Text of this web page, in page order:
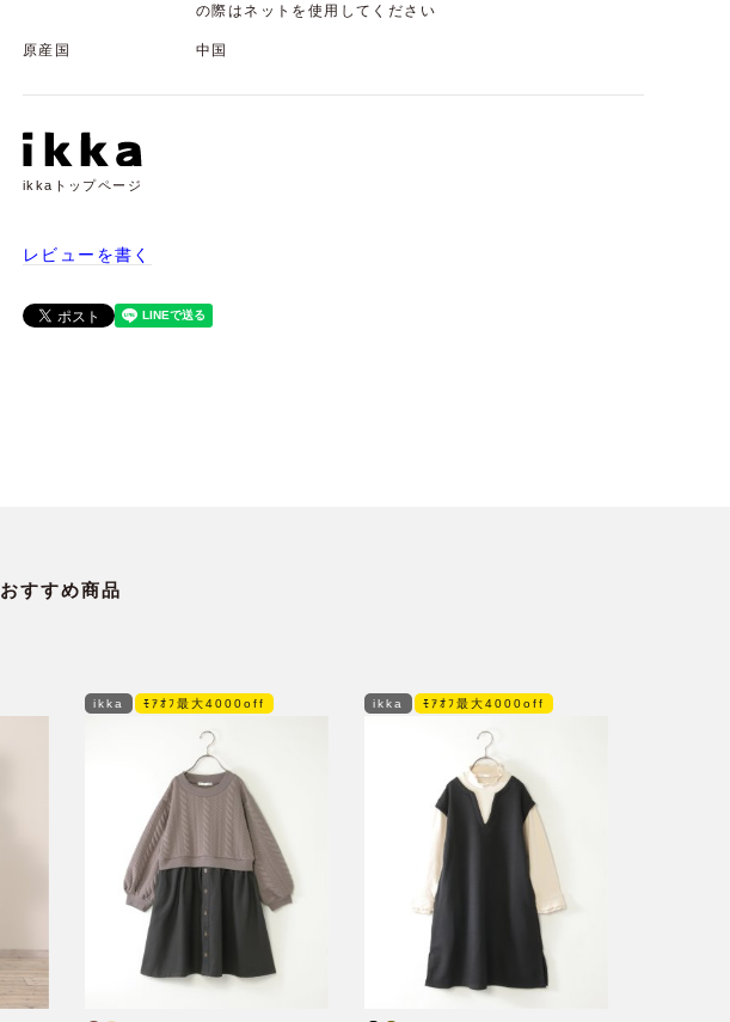
の際はネットを使用してください
原産国 中国
ikkaトップページ
レビューを書く
おすすめ商品
ikka ﾓｱｵﾌ最大4000off ikka ﾓｱｵﾌ最大4000off